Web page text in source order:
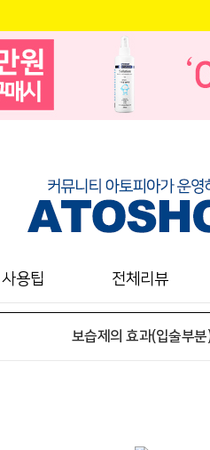
사용팁 전체리뷰
보습제의 효과(입술부분